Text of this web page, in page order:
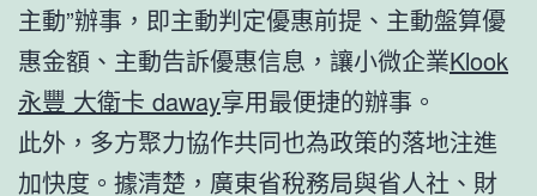
主動”辦事，即主動判定優惠前提、主動盤算優
惠金額、主動告訴優惠信息，讓小微企業Klook
永豐 大衛卡 daway享用最便捷的辦事。
此外，多方聚力協作共同也為政策的落地注進
加快度。據清楚，廣東省稅務局與省人社、財